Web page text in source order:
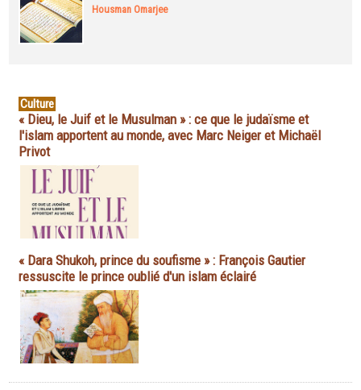
Housman Omarjee
Culture
« Dieu, le Juif et le Musulman » : ce que le judaïsme et
l'islam apportent au monde, avec Marc Neiger et Michaël
Privot
« Dara Shukoh, prince du soufisme » : François Gautier
ressuscite le prince oublié d'un islam éclairé